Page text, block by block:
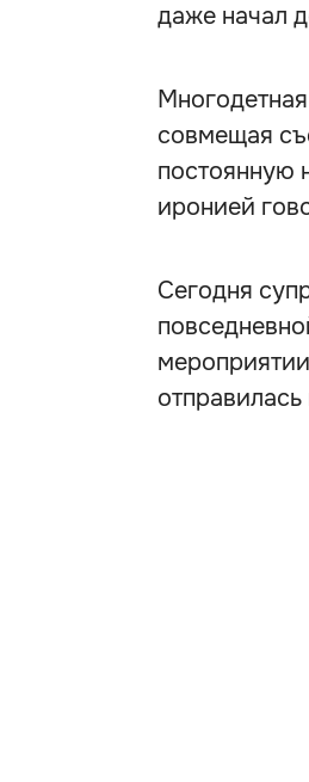
даже начал
совмещая
постоянную
иронией
Сегодня